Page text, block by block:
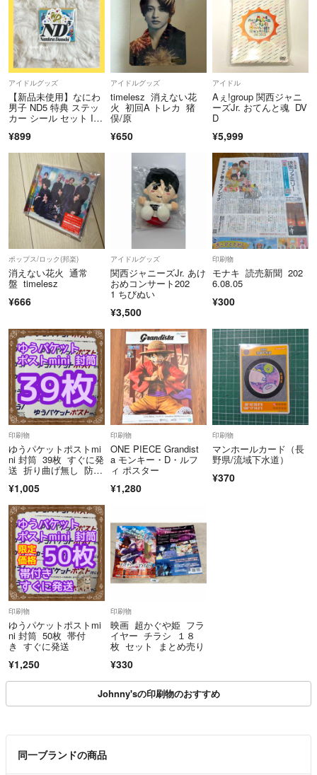
アイドルグッズ
【新品未使用】なにわ
男子 ND5 特典 ステッ
カー シール セット Ia
¥899
アイドルグッズ
timelesz 消えない花
火 初回A トレカ 猪
俣/原
¥650
アイドル
Aぇ!group 関西ジャニ
ーズJr. おてんと魂 DV
D
¥5,999
ポップス/ロック(邦楽)
消えない花火 通常
盤 timelesz
¥666
アイドルグッズ
関西ジャニーズJr. あけ
おめコンサート202
1 ちびぬい
¥3,500
印刷物
モナキ 読売新聞 202
6.08.05
¥300
印刷物
ゆうパケットポストmi
ni 封筒 39枚 すぐに発
送 折り曲げ無し 防水
¥1,005
印刷物
ONE PIECE Grandist
a モンキー・D・ルフ
ィ ポスター
¥1,280
印刷物
マンホールカード（長
野県/流域下水道）
¥370
印刷物
ゆうパケットポストmi
ni 封筒 50枚 帯付
き すぐに発送
¥1,250
印刷物
映画 超かぐや姫 フラ
イヤー チラシ １８
枚 セット まとめ売り
¥330
Johnny'sの印刷物のおすすめ
同一ブランドの商品